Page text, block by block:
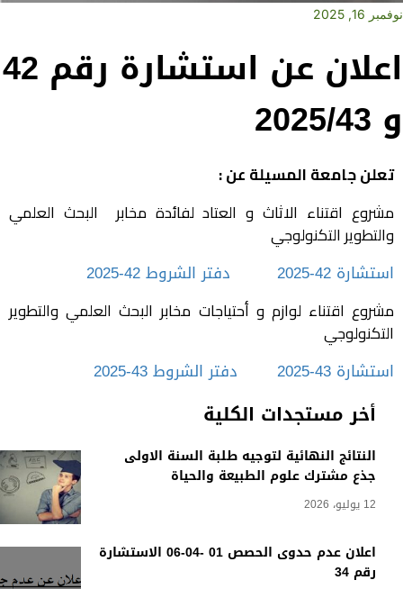
أخر مستجدات الكلية
النتائج النهائية لتوجيه طلبة السنة الاولى
جذع مشترك علوم الطبيعة والحياة
12 يوليو، 2026
اعلان عدم حدوى الحصص 01 -04-06 الاستشارة
رقم 34
نوفمبر 16, 2025
اعلان عن استشارة رقم 42
و 2025/43
تعلن جامعة المسيلة عن :
مشروع اقتناء الاثاث و العتاد لفائدة مخابر البحث العلمي
والتطوير التكنولوجي
استشارة 42-2025
دفتر الشروط 42-2025
مشروع اقتناء لوازم و أحتياجات مخابر البحث العلمي والتطوير
التكنولوجي
استشارة 43-2025
دفتر الشروط 43-2025